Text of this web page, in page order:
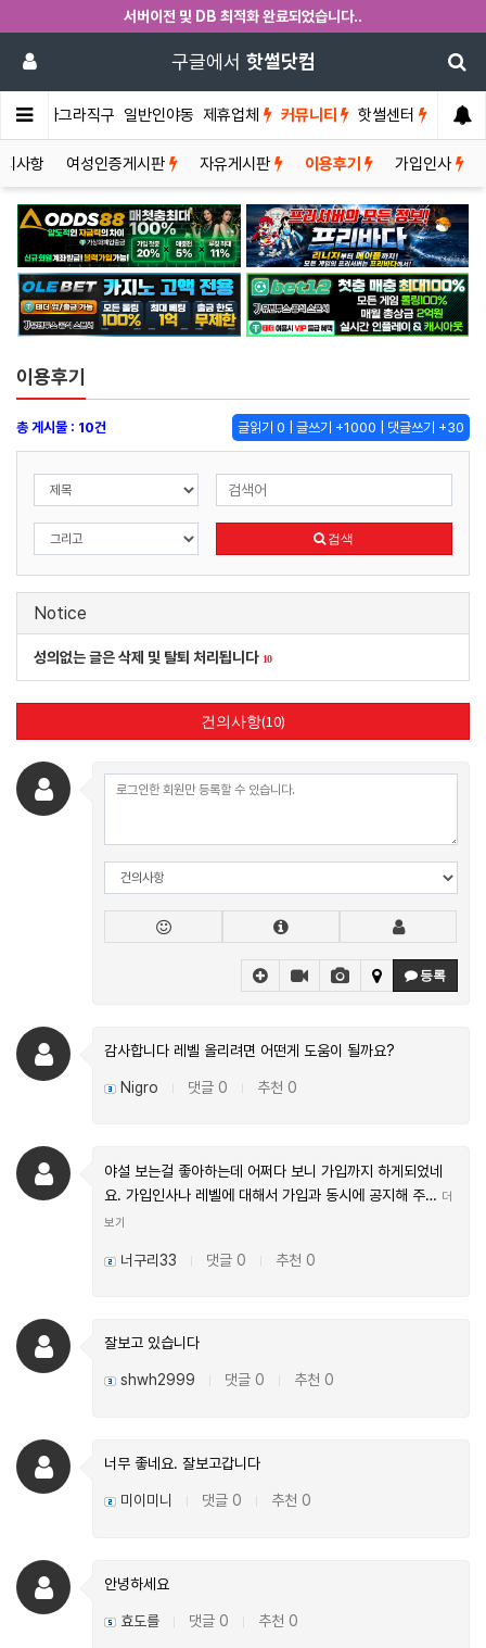
서버이전 및 DB 최적화 완료되었습니다..
구글에서 핫썰닷컴
비아그라직구 일반인야동 제휴업체 커뮤니티 핫썰센터
사항 여성인증게시판 자유게시판 이용후기 가입인사
이용후기
글읽기 0 | 글쓰기 +1000 | 댓글쓰기 +30
총 게시물 : 10건
검색
Notice
성의없는 글은 삭제 및 탈퇴 처리됩니다 10
건의사항(10)
등록
감사합니다 레벨 올리려면 어떤게 도움이 될까요?
Nigro 댓글 0 추천 0
야설 보는걸 좋아하는데 어쩌다 보니 가입까지 하게되었네
요. 가입인사나 레벨에 대해서 가입과 동시에 공지해 주… 더
보기
너구리33 댓글 0 추천 0
잘보고 있습니다
shwh2999 댓글 0 추천 0
너무 좋네요. 잘보고갑니다
미이미니 댓글 0 추천 0
안녕하세요
효도를 댓글 0 추천 0